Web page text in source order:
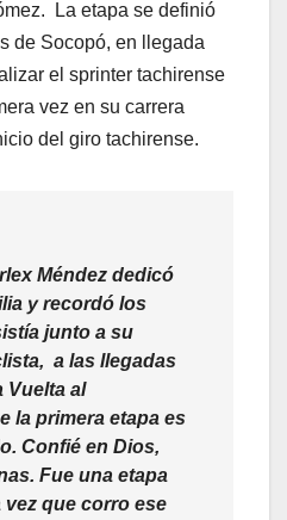
La etapa se definió
de Socopó, en llegada
el sprinter tachirense
vez en su carrera
del giro tachirense.
Méndez dedicó
y recordó los
junto a su
a las llegadas
Vuelta al
la primera etapa es
Confié en Dios,
Fue una etapa
que corro ese